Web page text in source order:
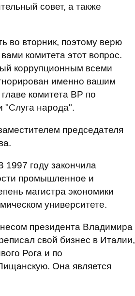
совет, а также
во вторник, поэтому верю
комитета этот вопрос.
коррупционным всеми
именно вашим
комитета ВР по
"Слуга народа".
председателя
году закончила
промышленное и
магистра экономики
университете.
президента Владимира
свой бизнес в Италии,
Рога и по
Она является